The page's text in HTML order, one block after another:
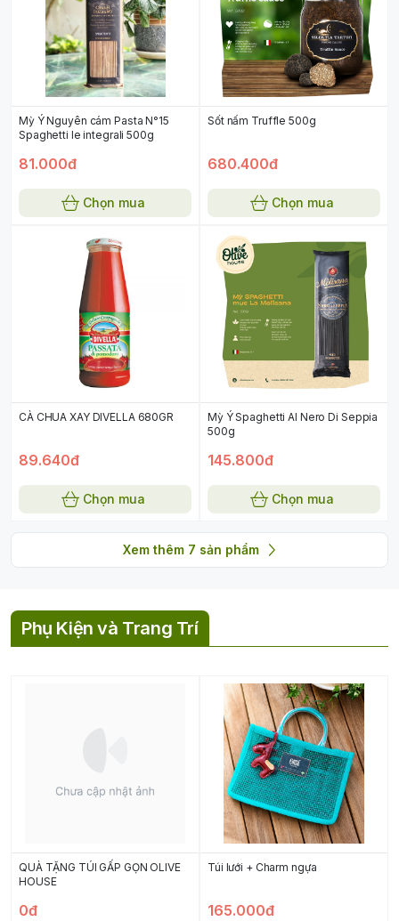
Mỳ Ý Nguyên cám Pasta N°15
Spaghetti le integrali 500g
81.000đ
Chọn mua
Sốt nấm Truffle 500g
680.400đ
Chọn mua
CÀ CHUA XAY DIVELLA 680GR
89.640đ
Chọn mua
Mỳ Ý Spaghetti Al Nero Di Seppia
500g
145.800đ
Chọn mua
Xem thêm 7 sản phẩm
Phụ Kiện và Trang Trí
QUÀ TẶNG TÚI GẤP GỌN OLIVE
HOUSE
0đ
Túi lưới + Charm ngựa
165.000đ